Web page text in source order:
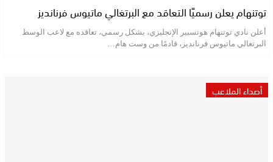
توتنهام يعلن رسميًا التعاقد مع البرتغالي ماتيوس فرنانديز
أعلن نادي توتنهام هوتسبير الإنجليزي، بشكل رسمي، تعاقده مع لاعب الوسط
البرتغالي ماتيوس فرنانديز، قادمًا من وست هام…
أصداء الملاعب